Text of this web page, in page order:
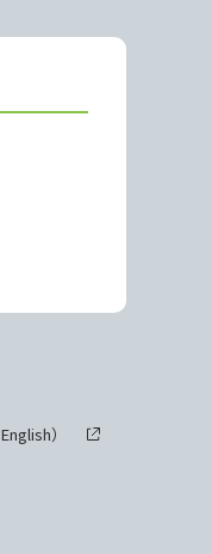
English）